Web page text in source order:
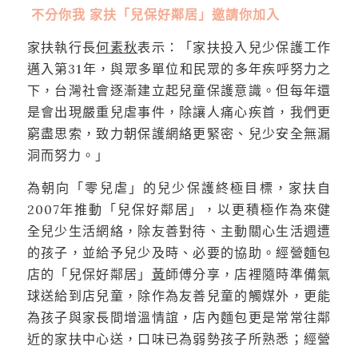
不分你我 家扶「兒保好鄰居」邀請你加入
家扶執行長何素秋表示：「家扶投入兒少保護工作
邁入第31年，與眾多單位和民眾的多年疾呼努力之
下，台灣社會逐漸建立起兒童保護意識。但每年還
是會出現嚴重兒虐事件，除讓人痛心疾首，我們更
窮盡思索，致力朝保護網絡更緊密、兒少安全無漏
洞而努力。」
為朝向「零兒虐」的兒少保護終極目標，家扶自
2007年推動「兒保好鄰居」，以更積極作為來健
全兒少生活網絡，除友善對待、主動關心生活週遭
的孩子，並給予兒少及時、必要的協助。經營麵包
店的「兒保好鄰居」 黃師傅分享，店裡隨時準備氣
球送給到店兒童，除作為友善兒童的觸媒外，更能
為孩子與家長間增溫情誼，店內麵包更是常常往鄰
近的家扶中心送，口味已為弱勢孩子所熟悉；經營